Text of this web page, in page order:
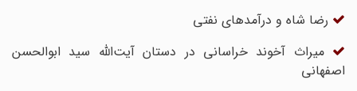
رضا شاه و درآمدهای نفتی
میراث آخوند خراسانی در دستان آیت‌الله سید ابوالحسن
اصفهانی